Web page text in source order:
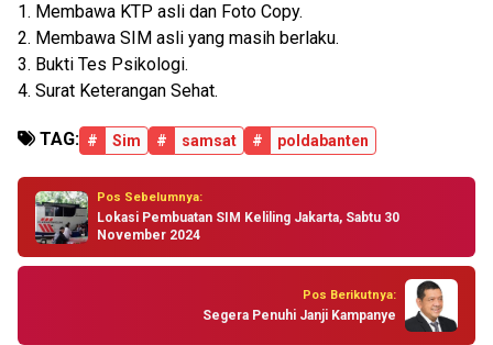
1. Membawa KTP asli dan Foto Copy.
2. Membawa SIM asli yang masih berlaku.
3. Bukti Tes Psikologi.
4. Surat Keterangan Sehat.
TAG: # Sim # samsat # poldabanten
Pos Sebelumnya:
Lokasi Pembuatan SIM Keliling Jakarta, Sabtu 30
November 2024
Pos Berikutnya:
Segera Penuhi Janji Kampanye